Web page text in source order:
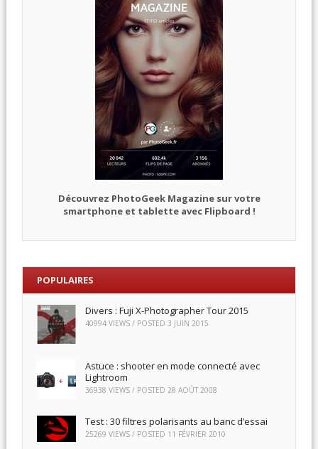
Découvrez PhotoGeek Magazine sur votre
smartphone et tablette avec Flipboard !
POPULAIRES
Divers : Fuji X-Photographer Tour 2015
40994 VIEWS / POSTED 3 JUIN 2015
Astuce : shooter en mode connecté avec
Lightroom
36938 VIEWS / POSTED 28 AOÛT 2008
Test : 30 filtres polarisants au banc d’essai
25269 VIEWS / POSTED 11 FÉVRIER 2010